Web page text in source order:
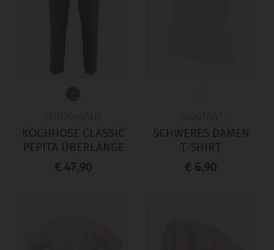
KOCHHOSE CLASSIC
PEPITA ÜBERLÄNGE
€ 47,90
SCHWERES DAMEN
T-SHIRT
€ 6,90